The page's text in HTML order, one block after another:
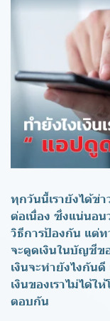
ทุกวันนี้เรายังได้ข่
ต่อเนื่อง ซึ่งแน่นอน
วิธีการป้องกัน แต่ท
จะดูดเงินในบัญชีขอ
เงินจะทำยังไงกันดี
เงินของเราไม่ได้ใ
ตอบกัน